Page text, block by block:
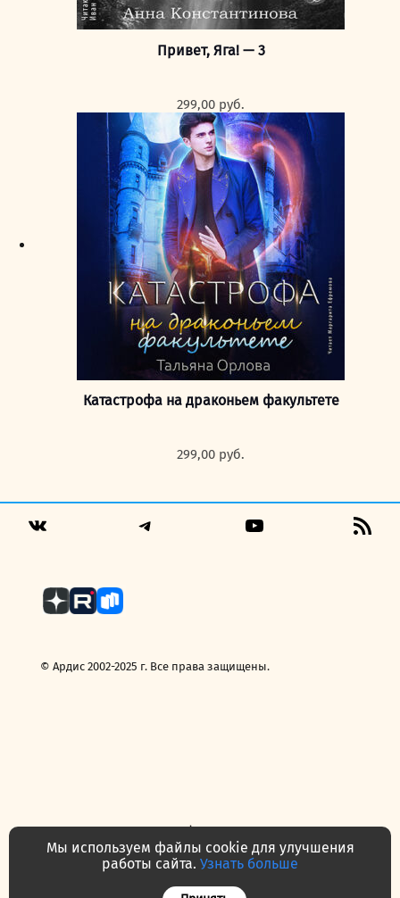
Привет, Яга! — 3
299,00 руб.
Катастрофа на драконьем факультете
299,00 руб.
© Ардис 2002-2025 г. Все права защищены.
Политика конфиденциальности
Договор — публичная оферта
Часто задаваемые вопросы
Контакты
Мы используем файлы cookie для улучшения
работы сайта. Узнать больше